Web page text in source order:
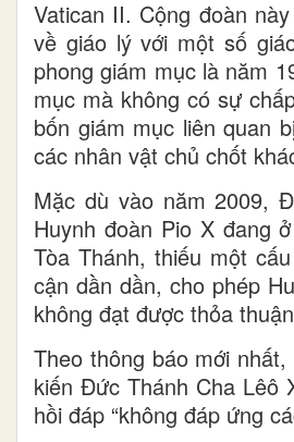
Vatican II. Cộng đoàn
về giáo lý với một số
phong giám mục là năm
mục mà không có sự
bốn giám mục liên quan
các nhân vật chủ chốt
Mặc dù vào năm 2009,
Huynh đoàn Pio X đang
Tòa Thánh, thiếu một
cận dần dần, cho phép
không đạt được thỏa
Theo thông báo mới
kiến Đức Thánh Cha Lêô
hồi đáp “không đáp ứng